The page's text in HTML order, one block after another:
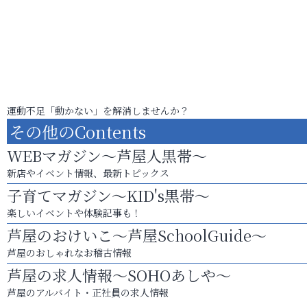
運動不足「動かない」を解消しませんか？
その他のContents
WEBマガジン～芦屋人黒帯～
新店やイベント情報、最新トピックス
子育てマガジン～KID's黒帯～
楽しいイベントや体験記事も！
芦屋のおけいこ～芦屋SchoolGuide～
芦屋のおしゃれなお稽古情報
芦屋の求人情報～SOHOあしや～
芦屋のアルバイト・正社員の求人情報